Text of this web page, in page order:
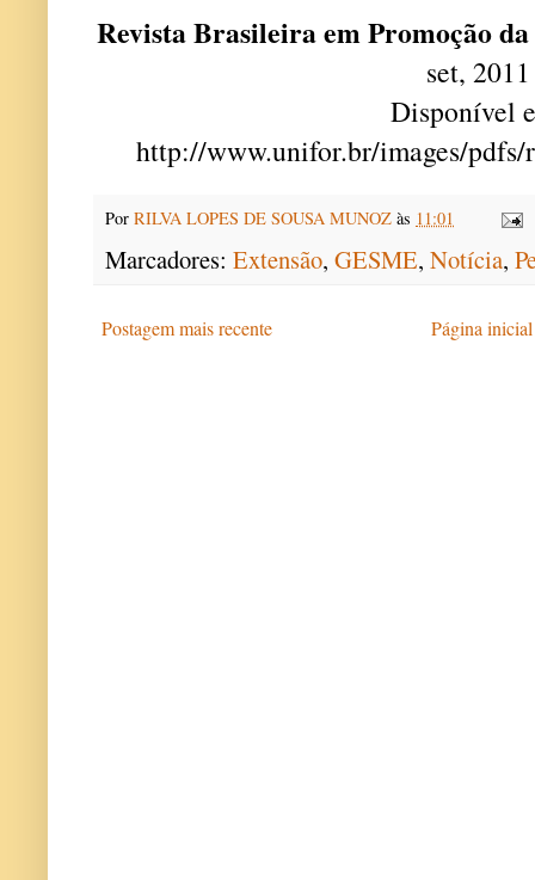
Revista Brasileira em Promoção da
set, 2011
Disponível
http://www.unifor.br/images/
Por RILVA LOPES DE SOUSA MUNOZ às 11:01
Marcadores: Extensão, GESME, Notícia,
Postagem mais recente Página inicial